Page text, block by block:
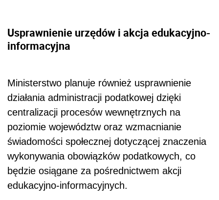
Usprawnienie urzędów i akcja edukacyjno-
informacyjna
Ministerstwo planuje również usprawnienie
działania administracji podatkowej dzięki
centralizacji procesów wewnętrznych na
poziomie województw oraz wzmacnianie
świadomości społecznej dotyczącej znaczenia
wykonywania obowiązków podatkowych, co
będzie osiągane za pośrednictwem akcji
edukacyjno-informacyjnych.